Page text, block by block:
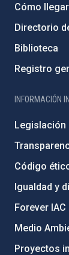
Cómo
Directorio
Biblioteca
Registro
INFORMACIÓN
Legislación
Código
Igualdad y
Forever IAC
Medio
Proyectos